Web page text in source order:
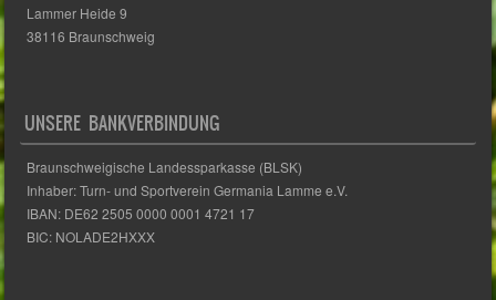
Lammer Heide 9
38116 Braunschweig
UNSERE BANKVERBINDUNG
Braunschweigische Landessparkasse (BLSK)
Inhaber: Turn- und Sportverein Germania Lamme e.V.
IBAN: DE62 2505 0000 0001 4721 17
BIC: NOLADE2HXXX